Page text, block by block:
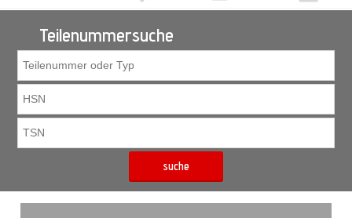
Teilenummersuche
suche